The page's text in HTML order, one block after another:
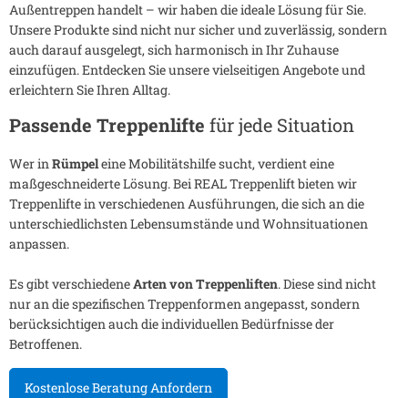
Außentreppen handelt – wir haben die ideale Lösung für Sie.
Unsere Produkte sind nicht nur sicher und zuverlässig, sondern
auch darauf ausgelegt, sich harmonisch in Ihr Zuhause
einzufügen. Entdecken Sie unsere vielseitigen Angebote und
erleichtern Sie Ihren Alltag.
Passende Treppenlifte für jede Situation
Wer inRümpeleine Mobilitätshilfe sucht, verdient eine
maßgeschneiderte Lösung. Bei REAL Treppenlift bieten wir
Treppenlifte in verschiedenen Ausführungen, die sich an die
unterschiedlichsten Lebensumstände und Wohnsituationen
anpassen.
Es gibt verschiedeneArten von Treppenliften. Diese sind nicht
nur an die spezifischen Treppenformen angepasst, sondern
berücksichtigen auch die individuellen Bedürfnisse der
Betroffenen.
Kostenlose Beratung Anfordern